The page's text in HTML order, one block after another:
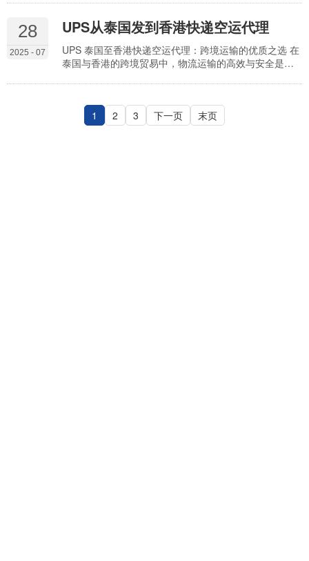
UPS 在新加坡的全境代理，整合 UPS 的全球物流网络与
本地化服务优势，为两地货物运输提供一站式门到门空
运服务，成为众多企业信赖的合作伙伴。 空运代理服务
的核心优势 全域取派覆盖 万顺航在新加坡的市中心、西
部工业区、东部商业区等主要区域设有服务站…
28
2025 - 07
UPS从泰国发到香港快递空运代理
UPS 泰国至香港快递空运代理：跨境运输的优质之选 在
泰国与香港的跨境贸易中，物流运输的高效与安全是企
国的全境代理，整合 UPS 的全球物流网络与本地化服务
优势，为两地货物运输提供一站式门到门空运服务，成
为众多企业信赖的合作伙伴。 空运代理服务的核心优势
全域取派覆盖 万顺航在泰国曼谷、清迈、芭堤雅等主要
1 2 3 下一页 末页